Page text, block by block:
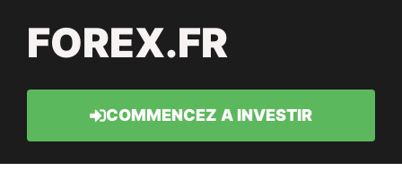
FOREX.FR
COMMENCEZ A INVESTIR